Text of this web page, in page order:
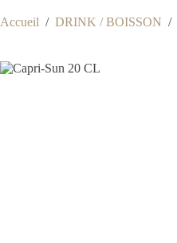
Accueil / DRINK / BOISSON /